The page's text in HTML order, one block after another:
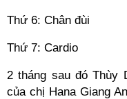
Thứ 6: Chân đùi
Thứ 7: Cardio
2 tháng sau đó Thùy
của chị Hana Giang